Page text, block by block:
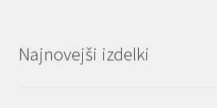
Najnovejši izdelki